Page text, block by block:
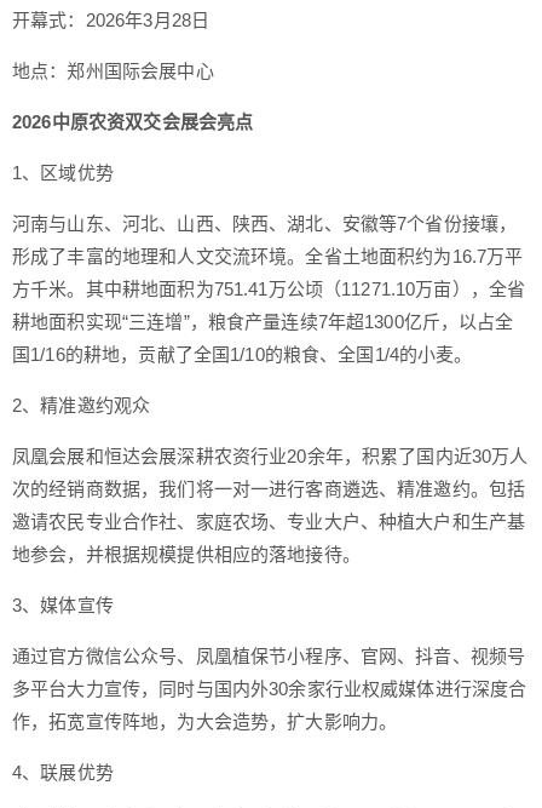
开幕式：2026年3月28日
地点：郑州国际会展中心
2026中原农资双交会展会亮点
1、区域优势
河南与山东、河北、山西、陕西、湖北、安徽等7个省份接壤，
形成了丰富的地理和人文交流环境。全省土地面积约为16.7万平
方千米。其中耕地面积为751.41万公顷（11271.10万亩），全省
耕地面积实现“三连增”，粮食产量连续7年超1300亿斤，以占全
国1/16的耕地，贡献了全国1/10的粮食、全国1/4的小麦。
2、精准邀约观众
凤凰会展和恒达会展深耕农资行业20余年，积累了国内近30万人
次的经销商数据，我们将一对一进行客商遴选、精准邀约。包括
邀请农民专业合作社、家庭农场、专业大户、种植大户和生产基
地参会，并根据规模提供相应的落地接待。
3、媒体宣传
通过官方微信公众号、凤凰植保节小程序、官网、抖音、视频号
多平台大力宣传，同时与国内外30余家行业权威媒体进行深度合
作，拓宽宣传阵地，为大会造势，扩大影响力。
4、联展优势